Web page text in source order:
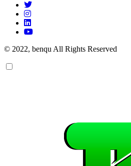
© 2022, benqu All Rights Reserved